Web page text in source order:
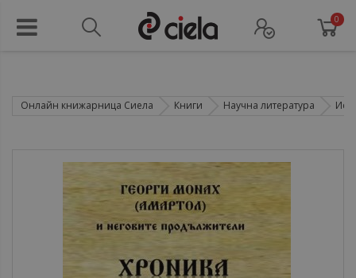
0
Онлайн книжарница Сиела Книги Научна литература